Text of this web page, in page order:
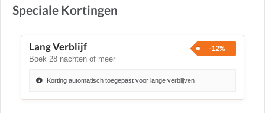
Speciale Kortingen
Lang Verblijf
-12%
Boek 28 nachten of meer
Korting automatisch toegepast voor lange verblijven